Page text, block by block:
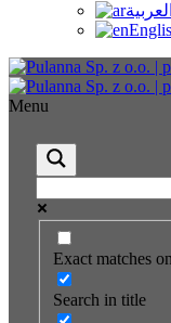
العربية
Menu
Exact matches
Search in title